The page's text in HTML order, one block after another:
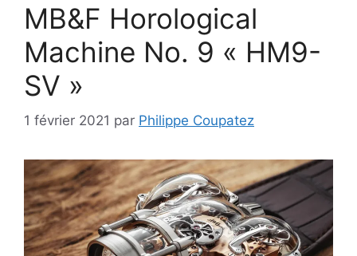
MB&F Horological
Machine No. 9 « HM9-
SV »
1 février 2021 par Philippe Coupatez